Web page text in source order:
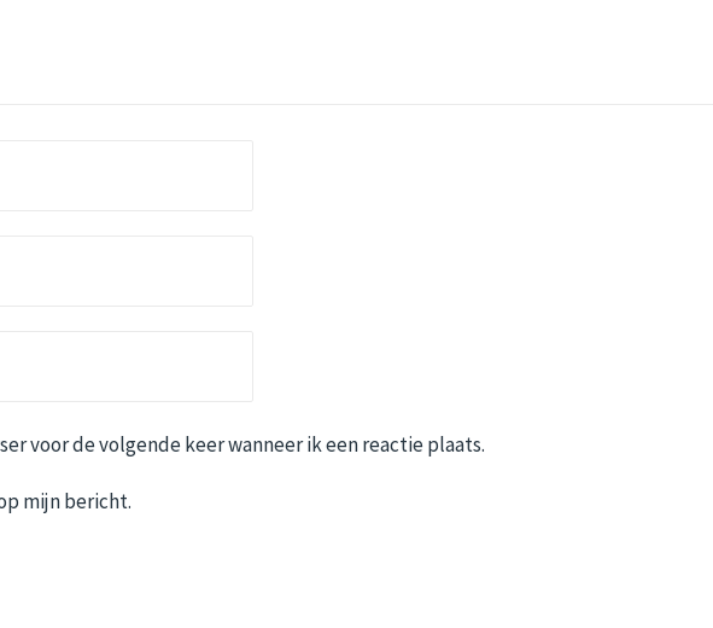
voor de volgende keer wanneer ik een reactie plaats.
mijn bericht.